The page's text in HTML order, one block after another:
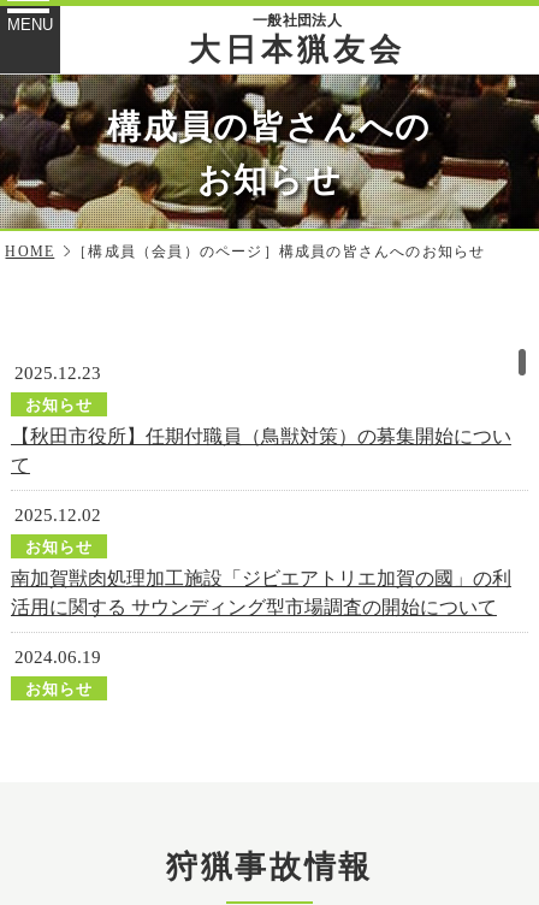
一般社団法人
大日本猟友会
MENU
構成員の皆さんへの
お知らせ
HOME ［構成員（会員）のページ］構成員の皆さんへのお知らせ
2025.12.23
お知らせ
【秋田市役所】任期付職員（鳥獣対策）の募集開始につい
て
2025.12.02
お知らせ
南加賀獣肉処理加工施設「ジビエアトリエ加賀の國」の利
活用に関する サウンディング型市場調査の開始について
2024.06.19
お知らせ
狩猟事故情報